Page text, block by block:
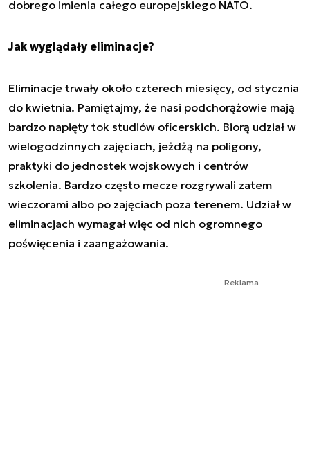
dobrego imienia całego europejskiego NATO.
Jak wyglądały eliminacje?
Eliminacje trwały około czterech miesięcy, od stycznia
do kwietnia. Pamiętajmy, że nasi podchorążowie mają
bardzo napięty tok studiów oficerskich. Biorą udział w
wielogodzinnych zajęciach, jeżdżą na poligony,
praktyki do jednostek wojskowych i centrów
szkolenia. Bardzo często mecze rozgrywali zatem
wieczorami albo po zajęciach poza terenem. Udział w
eliminacjach wymagał więc od nich ogromnego
poświęcenia i zaangażowania.
Reklama